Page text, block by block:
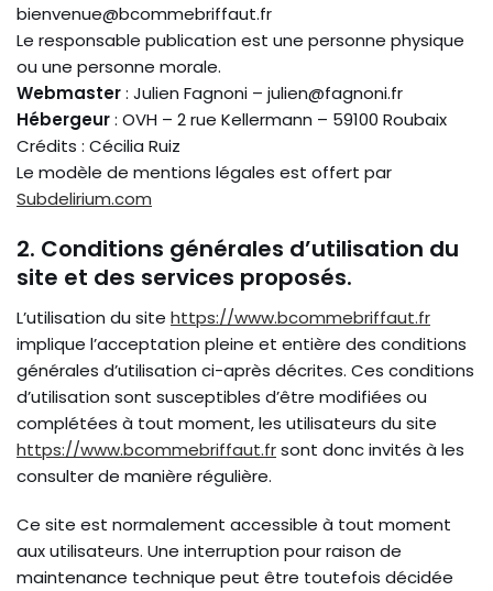
bienvenue@bcommebriffaut.fr
Le responsable publication est une personne physique
ou une personne morale.
Webmaster: Julien Fagnoni – julien@fagnoni.fr
Hébergeur: OVH – 2 rue Kellermann – 59100 Roubaix
Crédits : Cécilia Ruiz
Le modèle de mentions légales est offert par
Subdelirium.com
2. Conditions générales d’utilisation du
site et des services proposés.
L’utilisation du site https://www.bcommebriffaut.fr
implique l’acceptation pleine et entière des conditions
générales d’utilisation ci-après décrites. Ces conditions
d’utilisation sont susceptibles d’être modifiées ou
complétées à tout moment, les utilisateurs du site
https://www.bcommebriffaut.frsont donc invités à les
consulter de manière régulière.
Ce site est normalement accessible à tout moment
aux utilisateurs. Une interruption pour raison de
maintenance technique peut être toutefois décidée